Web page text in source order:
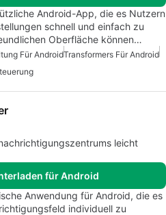
Android-App, die es Nutzern
schnell und einfach zu
Oberfläche können…
Für AndroidTransformers Für Android
leicht
für Android
Anwendung für Android, die es
individuell zu